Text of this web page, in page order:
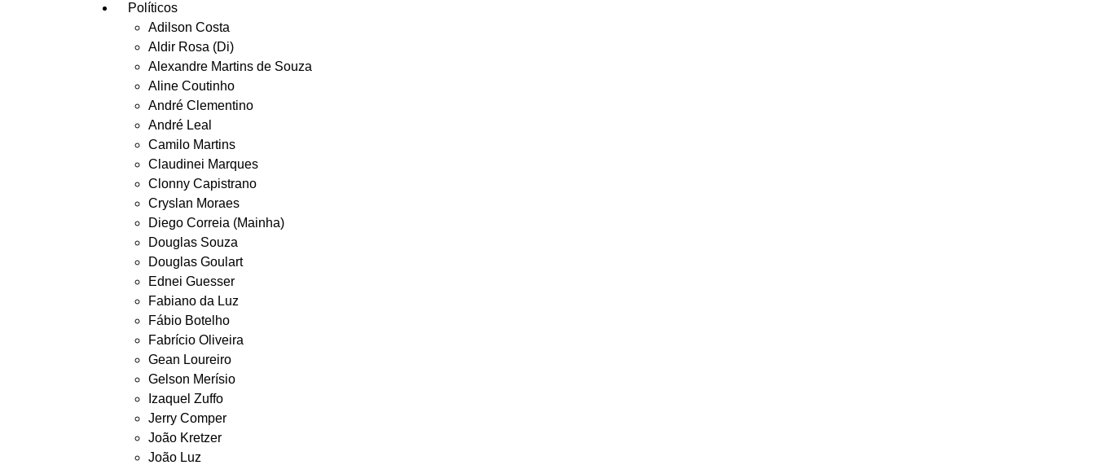
Políticos
Adilson Costa
Aldir Rosa (Di)
Alexandre Martins de Souza
Aline Coutinho
André Clementino
André Leal
Camilo Martins
Claudinei Marques
Clonny Capistrano
Cryslan Moraes
Diego Correia (Mainha)
Douglas Souza
Douglas Goulart
Ednei Guesser
Fabiano da Luz
Fábio Botelho
Fabrício Oliveira
Gean Loureiro
Gelson Merísio
Izaquel Zuffo
Jerry Comper
João Kretzer
João Luz